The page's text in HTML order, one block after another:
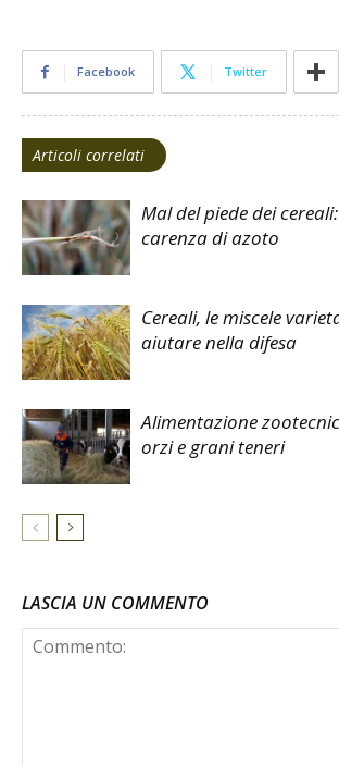
Facebook Twitter
Articoli correlati
Mal del piede dei
carenza di azoto
Cereali, le miscele
aiutare nella difesa
Alimentazione
orzi e grani teneri
LASCIA UN COMMENTO